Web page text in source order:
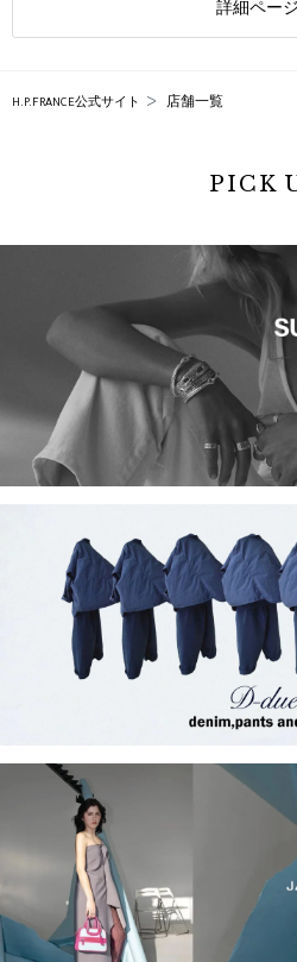
詳細ペー
H.P.FRANCE公式サイト 店舗一覧
PICK